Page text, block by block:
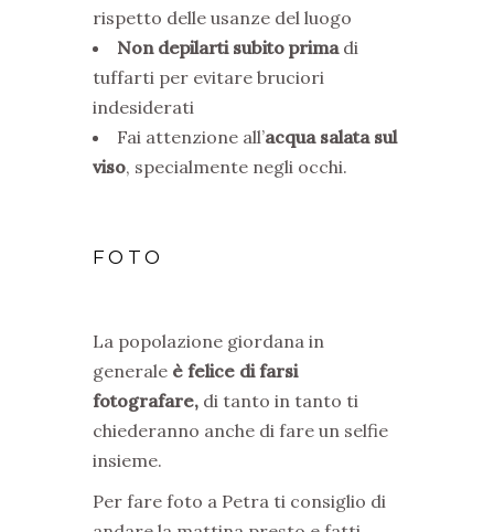
rispetto delle usanze del luogo
Non depilarti subito primadi
tuffarti per evitare bruciori
indesiderati
Fai attenzione all’acqua salata sul
viso, specialmente negli occhi.
FOTO
La popolazione giordana in
generale è felice di farsi
fotografare, di tanto in tanto ti
chiederanno anche di fare un selfie
insieme.
Per fare foto a Petra ti consiglio di